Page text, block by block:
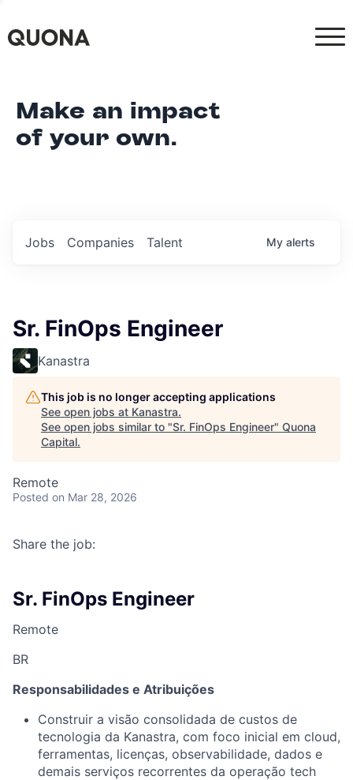
Make an impact
of your own.
Jobs Companies Talent My alerts
Sr. FinOps Engineer
Kanastra
This job is no longer accepting applications
See open jobs at Kanastra.
See open jobs similar to "Sr. FinOps Engineer" Quona
Capital.
Remote
Posted on Mar 28, 2026
Share the job:
Sr. FinOps Engineer
Remote
BR
Responsabilidades e Atribuições
Construir a visão consolidada de custos de
tecnologia da Kanastra, com foco inicial em cloud,
ferramentas, licenças, observabilidade, dados e
demais serviços recorrentes da operação tech